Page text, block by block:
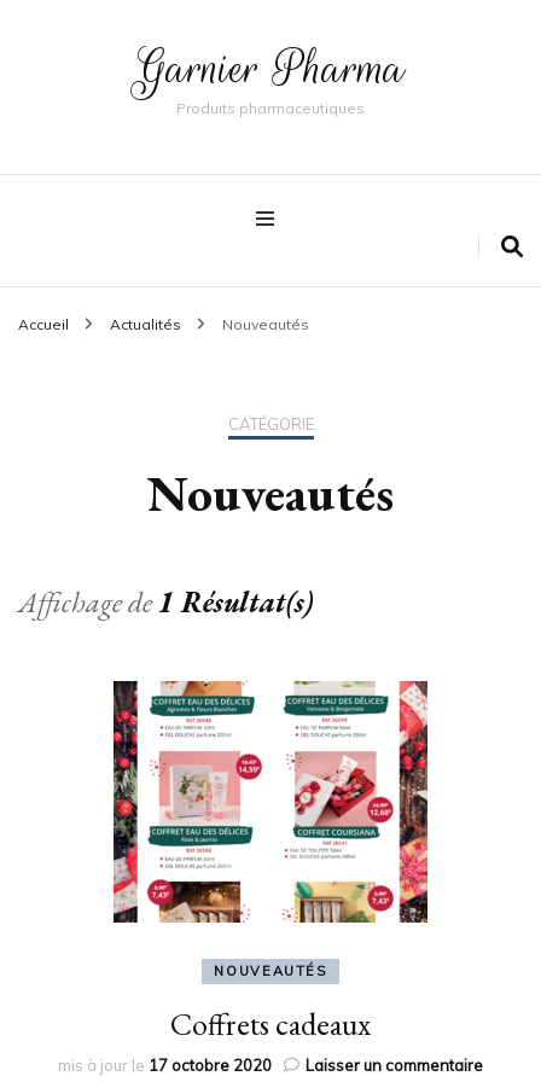
Garnier Pharma
Produits pharmaceutiques
Accueil Actualités Nouveautés
CATÉGORIE
Nouveautés
Affichage de1 Résultat(s)
NOUVEAUTÉS
Coffrets cadeaux
mis à jour le 17 octobre 2020 Laisser un commentairesur